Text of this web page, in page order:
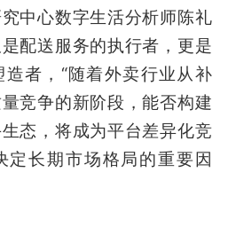
中心数字生活分析师陈礼
配送服务的执行者，更是
者，“随着外卖行业从补
竞争的新阶段，能否构建
态，将成为平台差异化竞
定长期市场格局的重要因